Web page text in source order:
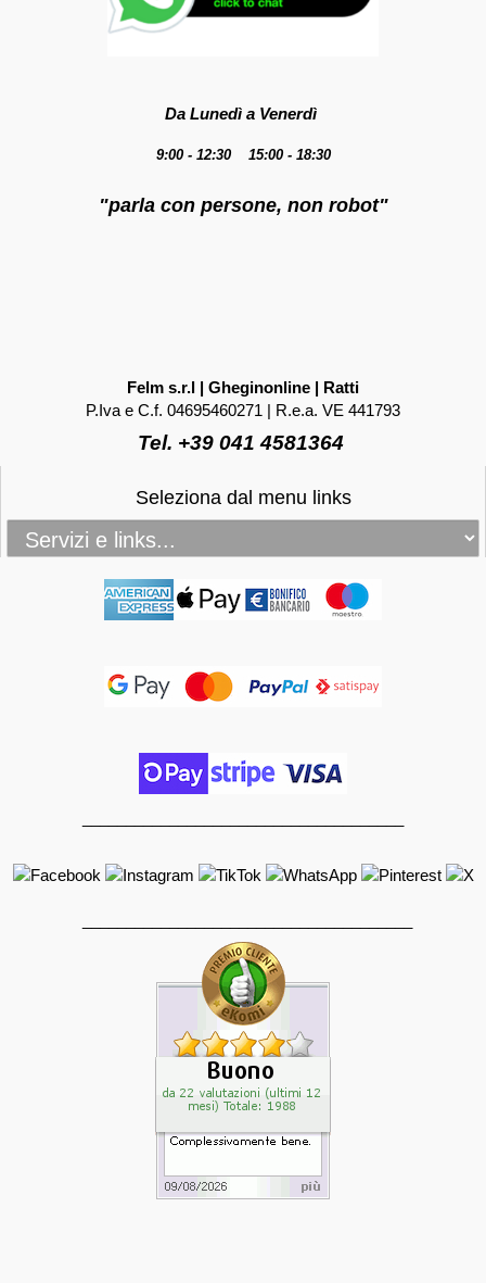
Da Lunedì a Venerdì
9:00 - 12:30 15:00 - 18:30
"parla con persone, non robot"
Felm s.r.l | Gheginonline | Ratti
P.Iva e C.f. 04695460271 | R.e.a. VE 441793
Tel. +39 041 4581364
Seleziona dal menu links